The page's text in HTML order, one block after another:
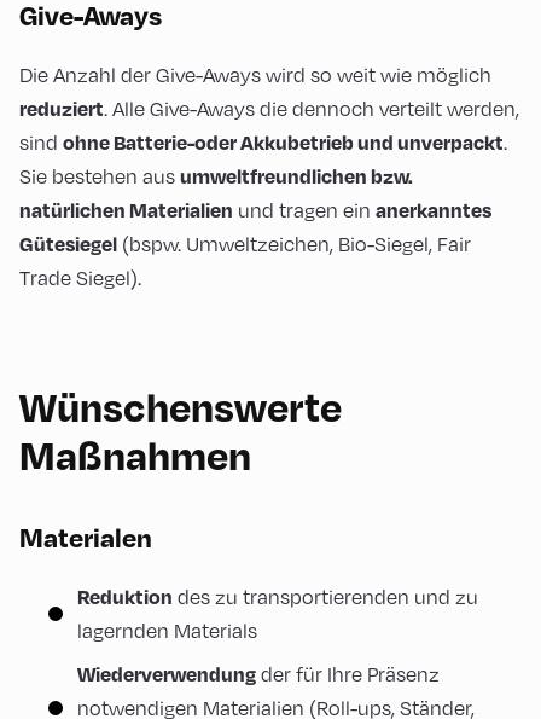
Give-Aways
Die Anzahl der Give-Aways wird so weit wie möglich
reduziert. Alle Give-Aways die dennoch verteilt werden,
sind ohne Batterie-oder Akkubetrieb und unverpackt.
Sie bestehen aus umweltfreundlichen bzw.
natürlichen Materialien und tragen ein anerkanntes
Gütesiegel (bspw. Umweltzeichen, Bio-Siegel, Fair
Trade Siegel).
Wünschenswerte
Maßnahmen
Materialen
Reduktion des zu transportierenden und zu
lagernden Materials
Wiederverwendung der für Ihre Präsenz
notwendigen Materialien (Roll-ups, Ständer,